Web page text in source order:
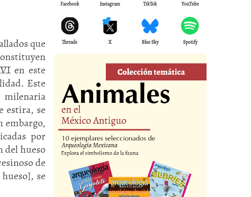
que
en este
Este
milenaria
estira, se
embargo,
por
del hueso
de
se
Facebook Instagram TikTok YouTube
Threads X Blue Sky Spotify